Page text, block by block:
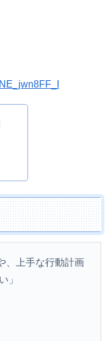
、上手な行動計画
」